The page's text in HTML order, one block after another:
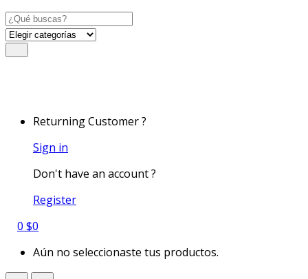
Search
for:
Returning Customer ?
Sign in
Don't have an account ?
Register
0 $0
Aún no seleccionaste tus productos.